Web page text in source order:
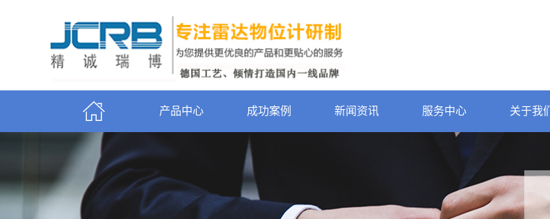
产品中心 成功案例 新闻资讯 服务中心 关于我们